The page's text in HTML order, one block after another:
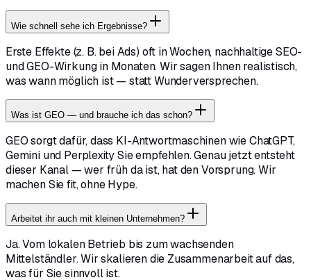
Wie schnell sehe ich Ergebnisse?
Erste Effekte (z. B. bei Ads) oft in Wochen, nachhaltige SEO-
und GEO-Wirkung in Monaten. Wir sagen Ihnen realistisch,
was wann möglich ist — statt Wunderversprechen.
Was ist GEO — und brauche ich das schon?
GEO sorgt dafür, dass KI-Antwortmaschinen wie ChatGPT,
Gemini und Perplexity Sie empfehlen. Genau jetzt entsteht
dieser Kanal — wer früh da ist, hat den Vorsprung. Wir
machen Sie fit, ohne Hype.
Arbeitet ihr auch mit kleinen Unternehmen?
Ja. Vom lokalen Betrieb bis zum wachsenden
Mittelständler. Wir skalieren die Zusammenarbeit auf das,
was für Sie sinnvoll ist.